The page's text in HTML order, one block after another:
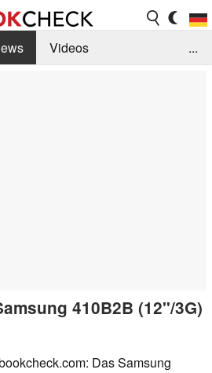
Videos
...
410B2B (12"/3G)
Das Samsung